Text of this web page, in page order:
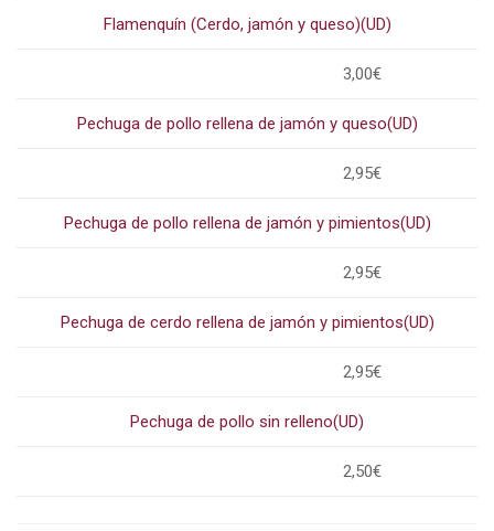
Flamenquín (Cerdo, jamón y queso)(UD)
3,00€
Pechuga de pollo rellena de jamón y queso(UD)
2,95€
Pechuga de pollo rellena de jamón y pimientos(UD)
2,95€
Pechuga de cerdo rellena de jamón y pimientos(UD)
2,95€
Pechuga de pollo sin relleno(UD)
2,50€